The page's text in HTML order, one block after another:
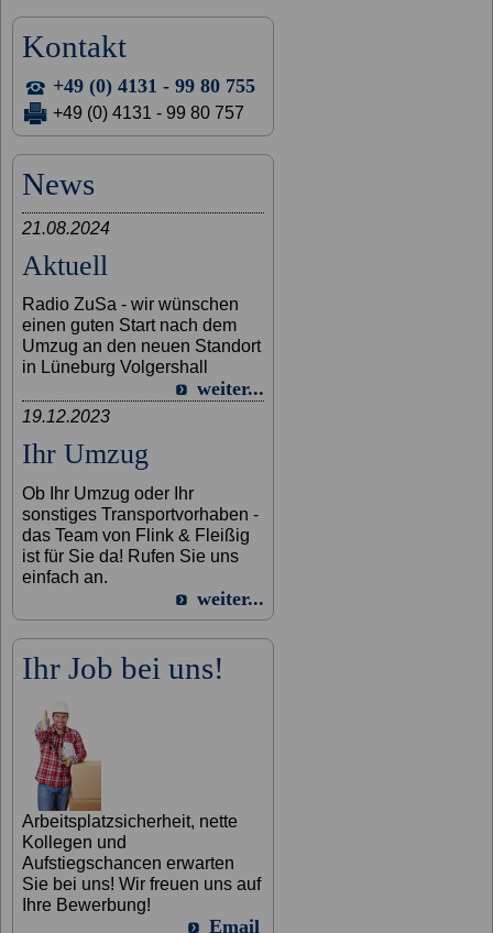
Kontakt
+49 (0) 4131 - 99 80 755
+49 (0) 4131 - 99 80 757
News
21.08.2024
Aktuell
Radio ZuSa - wir wünschen
einen guten Start nach dem
Umzug an den neuen Standort
in Lüneburg Volgershall
weiter...
19.12.2023
Ihr Umzug
Ob Ihr Umzug oder Ihr
sonstiges Transportvorhaben -
das Team von Flink & Fleißig
ist für Sie da! Rufen Sie uns
einfach an.
weiter...
Ihr Job bei uns!
Arbeitsplatzsicherheit, nette
Kollegen und
Aufstiegschancen erwarten
Sie bei uns! Wir freuen uns auf
Ihre Bewerbung!
Email